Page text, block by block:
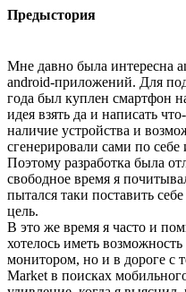
Предыстория
Мне давно была интересна
android-приложений. Для
года был куплен смартфон
идея взять да и написать
наличие устройства и
сгенерировали сами по
Поэтому разработка была
свободное время я
пытался таки поставить
цель.
В это же время я часто и
хотелось иметь возможность
монитором, но и в дороге с
Market в поисках